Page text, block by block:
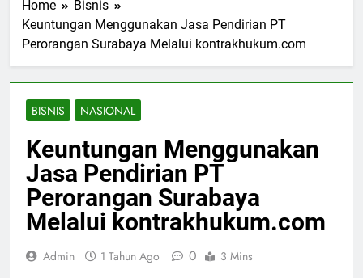
Home
Bisnis
Keuntungan Menggunakan Jasa Pendirian PT
Perorangan Surabaya Melalui kontrakhukum.com
BISNIS NASIONAL
Keuntungan Menggunakan
Jasa Pendirian PT
Perorangan Surabaya
Melalui kontrakhukum.com
Admin 1 Tahun Ago 0 3 Mins